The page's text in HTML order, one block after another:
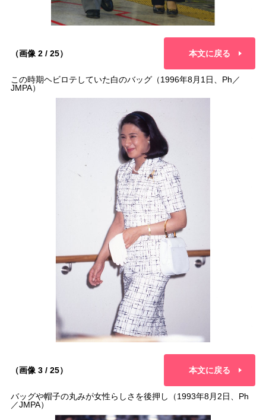
（画像 2 / 25） 本文に戻る
この時期ヘビロテしていた白のバッグ（1996年8月1日、Ph／
JMPA）
（画像 3 / 25） 本文に戻る
バッグや帽子の丸みが女性らしさを後押し（1993年8月2日、Ph
／JMPA）